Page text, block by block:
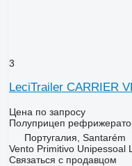
3
LeciTrailer CARRIER
Цена по запросу
Полуприцеп
Португалия, Santarém
Vento Primitivo Unipessoal
Связаться с продавцом